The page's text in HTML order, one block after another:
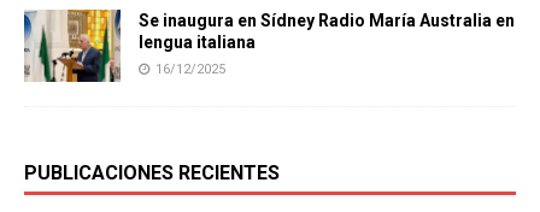
Se inaugura en Sídney Radio María Australia en
lengua italiana
16/12/2025
PUBLICACIONES RECIENTES